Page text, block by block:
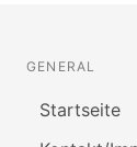
GENERAL
Startseite